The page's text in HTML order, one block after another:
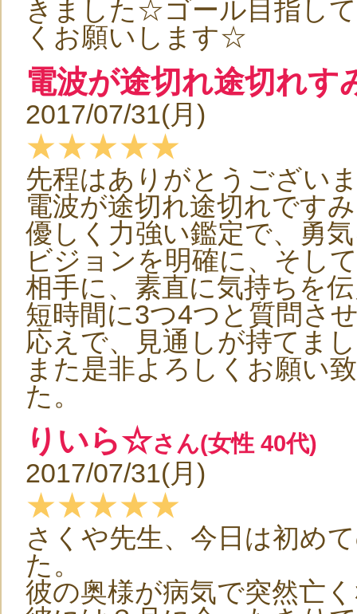
きました☆ゴール目指し
くお願いします☆
電波が途切れ途切れす
2017/07/31(月)
★★★★★
先程はありがとうござい
電波が途切れ途切れです
優しく力強い鑑定で、勇
ビジョンを明確に、そし
相手に、素直に気持ちを
短時間に3つ4つと質問さ
応えで、見通しが持てま
また是非よろしくお願い
た。
りいら☆さん(女性 40代)
2017/07/31(月)
★★★★★
さくや先生、今日は初め
た。
彼の奥様が病気で突然亡